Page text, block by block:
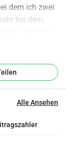
dem ich zwei
bei dem,
mir im Bett
war sofort klar:
Ich bin
Neo
das so ist,
Alle Ansehen